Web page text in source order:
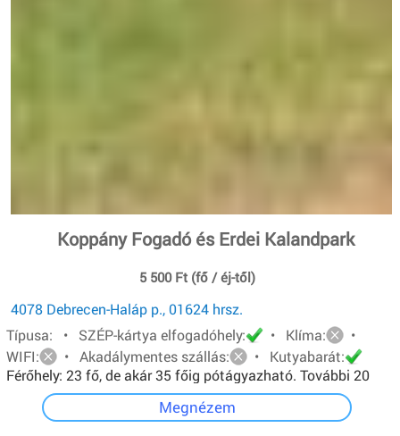
Koppány Fogadó és Erdei Kalandpark
5 500 Ft (fő / éj-től)
4078 Debrecen-Haláp p., 01624 hrsz.
Típusa: • SZÉP-kártya elfogadóhely:
• Klíma:
•
WIFI:
• Akadálymentes szállás:
• Kutyabarát:
Férőhely: 23 fő, de akár 35 főig pótágyazható. További 20
főt pedig sátorban tudunk elhelyezni.
Megnézem